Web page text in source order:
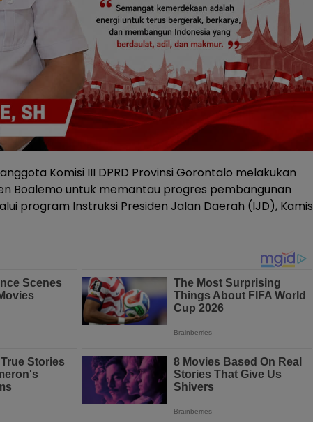
Komisi III DPRD Provinsi Gorontalo melakukan
Boalemo untuk memantau progres pembangunan
program Instruksi Presiden Jalan Daerah (IJD), Kamis